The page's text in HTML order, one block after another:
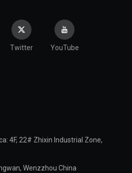
Twitter YouTube
4F, ​​22# Zhixin Industrial Zone,
Wenzzhou China